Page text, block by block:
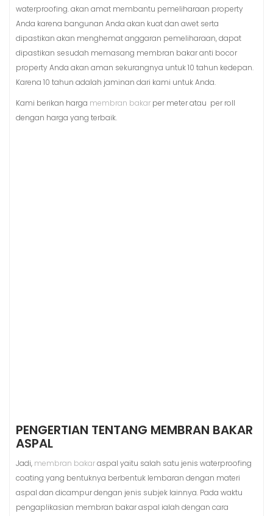
waterproofing. akan amat membantu pemeliharaan property
Anda karena bangunan Anda akan kuat dan awet serta
dipastikan akan menghemat anggaran pemeliharaan, dapat
dipastikan sesudah memasang membran bakar anti bocor
property Anda akan aman sekurangnya untuk 10 tahun kedepan.
Karena 10 tahun adalah jaminan dari kami untuk Anda.
Kami berikan harga membran bakar per meter atau per roll
dengan harga yang terbaik.
PENGERTIAN TENTANG MEMBRAN BAKAR
ASPAL
Jadi, membran bakaraspal yaitu salah satu jenis waterproofing
coating yang bentuknya berbentuk lembaran dengan materi
aspal dan dicampur dengan jenis subjek lainnya. Pada waktu
pengaplikasian membran bakar aspal ialah dengan cara